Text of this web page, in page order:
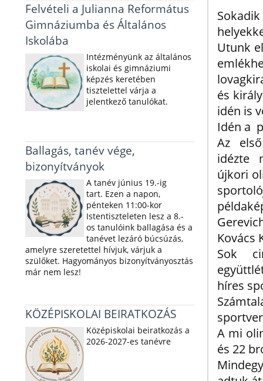
Felvételi a Julianna Református
Gimnáziumba és Általános
Iskolába
Intézményünk az általános
iskolai és gimnáziumi
képzés keretében
tisztelettel várja a
jelentkező tanulókat.
Ballagás, tanév vége,
bizonyítványok
A tanév június 19.-ig
tart. Ezen a napon,
pénteken 11:00-kor
Istentiszteleten lesz a 8.-
os tanulóink ballagása és a
tanévet lezáró búcsúzás,
amelyre szeretettel hívjuk, várjuk a
szülőket. Hagyományos bizonyítványosztás
már nem lesz!
KÖZÉPISKOLAI BEIRATKOZÁS
Középiskolai beiratkozás a
2026-2027-es tanévre
Utunk
és
idén is
Idén a
Az
idézte
újkori
Kovács
Sok
híres
A mi
és 22